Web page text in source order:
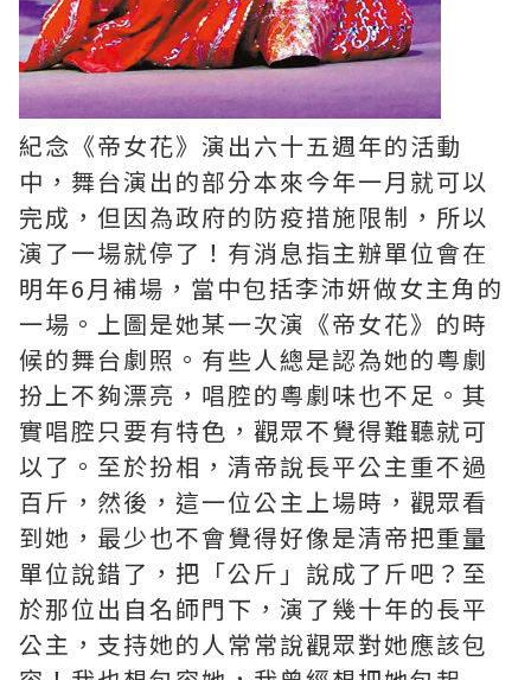
紀念《帝女花》演出六十五週年的活動
中，舞台演出的部分本來今年一月就可以
完成，但因為政府的防疫措施限制，所以
演了一場就停了！有消息指主辦單位會在
明年6月補場，當中包括李沛妍做女主角的
一場。上圖是她某一次演《帝女花》的時
候的舞台劇照。有些人總是認為她的粵劇
扮上不夠漂亮，唱腔的粵劇味也不足。其
實唱腔只要有特色，觀眾不覺得難聽就可
以了。至於扮相，清帝說長平公主重不過
百斤，然後，這一位公主上場時，觀眾看
到她，最少也不會覺得好像是清帝把重量
單位說錯了，把「公斤」說成了斤吧？至
於那位出自名師門下，演了幾十年的長平
公主，支持她的人常常說觀眾對她應該包